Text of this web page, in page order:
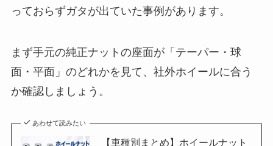
っておらずガタが出ていた事例があります。
まず手元の純正ナットの座面が「テーパー・球
面・平面」のどれかを見て、社外ホイールに合う
か確認しましょう。
あわせて読みたい
【車種別まとめ】ホイールナット